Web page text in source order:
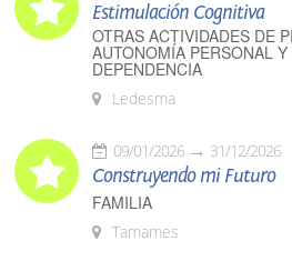
Estimulación Cognitiva
OTRAS ACTIVIDADES DE
AUTONOMÍA PERSONAL
DEPENDENCIA
Ledesma
09/01/2026 31/12/2026
Construyendo mi Futuro
FAMILIA
Tamames